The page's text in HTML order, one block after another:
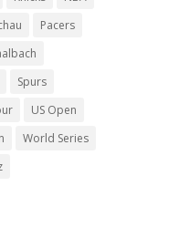
Pacers
Spurs
US Open
World Series